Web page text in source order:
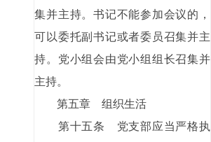
集并主持。书记不能参加会议的，
可以委托副书记或者委员召集并主
持。党小组会由党小组组长召集并
主持。
第五章 组织生活
第十五条 党支部应当严格执